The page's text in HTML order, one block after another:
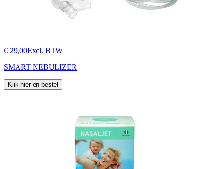
€ 29,00Excl. BTW
SMART NEBULIZER
Klik hier en bestel